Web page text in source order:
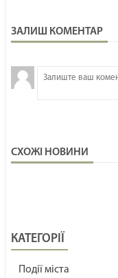
ЗАЛИШ КОМЕНТАР
СХОЖІ НОВИНИ
КАТЕГОРІЇ
Події міста